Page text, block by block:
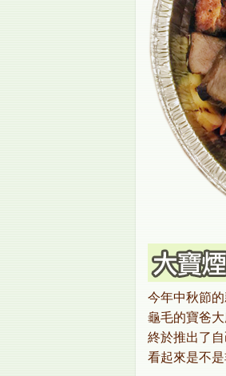
今年中秋節
龜毛的寶爸
終於推出了
看起來是不